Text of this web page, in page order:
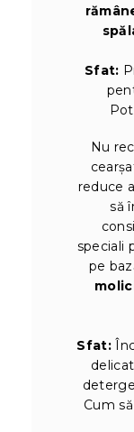
Sfat:
Nu
reduce
să
speciali
pe
Sfat:
Cum